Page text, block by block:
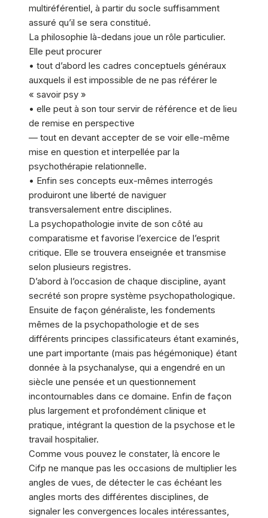
multiréférentiel, à partir du socle suffisamment
assuré qu’il se sera constitué.
La philosophie là-dedans joue un rôle particulier.
Elle peut procurer
• tout d’abord les cadres conceptuels généraux
auxquels il est impossible de ne pas référer le
« savoir psy »
• elle peut à son tour servir de référence et de lieu
de remise en perspective
— tout en devant accepter de se voir elle-même
mise en question et interpellée par la
psychothérapie relationnelle.
• Enfin ses concepts eux-mêmes interrogés
produiront une liberté de naviguer
transversalement entre disciplines.
La psychopathologie invite de son côté au
comparatisme et favorise l’exercice de l’esprit
critique. Elle se trouvera enseignée et transmise
selon plusieurs registres.
D’abord à l’occasion de chaque discipline, ayant
secrété son propre système psychopathologique.
Ensuite de façon généraliste, les fondements
mêmes de la psychopathologie et de ses
différents principes classificateurs étant examinés,
une part importante (mais pas hégémonique) étant
donnée à la psychanalyse, qui a engendré en un
siècle une pensée et un questionnement
incontournables dans ce domaine. Enfin de façon
plus largement et profondément clinique et
pratique, intégrant la question de la psychose et le
travail hospitalier.
Comme vous pouvez le constater, là encore le
Cifp ne manque pas les occasions de multiplier les
angles de vues, de détecter le cas échéant les
angles morts des différentes disciplines, de
signaler les convergences locales intéressantes,